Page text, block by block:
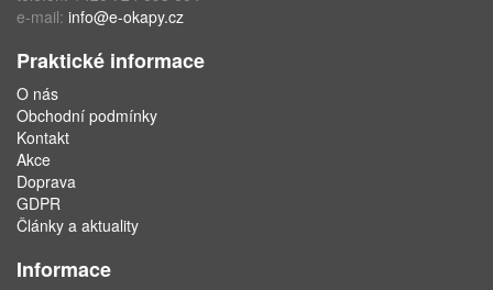
e-mail: info@e-okapy.cz
Praktické informace
O nás
Obchodní podmínky
Kontakt
Akce
Doprava
GDPR
Články a aktuality
Informace